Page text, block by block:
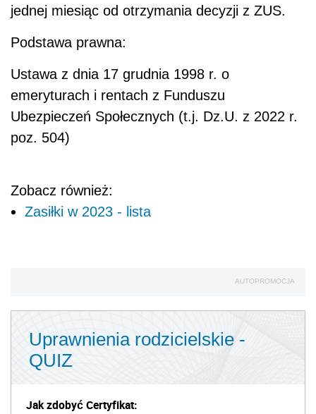
jednej miesiąc od otrzymania decyzji z ZUS.
Podstawa prawna:
Ustawa z dnia 17 grudnia 1998 r. o
emeryturach i rentach z Funduszu
Ubezpieczeń Społecznych (t.j. Dz.U. z 2022 r.
poz. 504)
Zobacz również:
Zasiłki w 2023 - lista
AUTOPROMOCJA
Uprawnienia rodzicielskie -
QUIZ
Jak zdobyć Certyfikat: